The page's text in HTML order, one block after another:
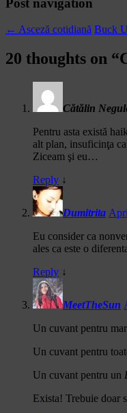
← Asceză cotidiană Buck
20 thoughts on “
Cătălin
Pentru asta există
alt plan, insuficinţa
Ziceam şi eu…
Reply ↓
Dumitrita
Eu consider ca
ales ca este o
Reply ↓
MeetTheSun
Un cuvant pentru
Un cuvant pentru
Un cuvant pentru un
Exista! Trebuie doar